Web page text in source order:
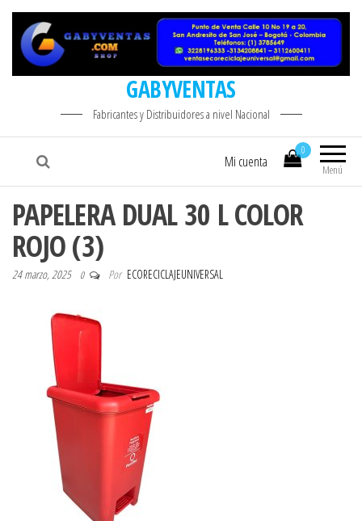
GABYVENTAS
Fabricantes y Distribuidores a nivel Nacional
Menú
0
Mi cuenta
PAPELERA DUAL 30 L COLOR
ROJO (3)
24 marzo, 2025 0 Por ECORECICLAJEUNIVERSAL